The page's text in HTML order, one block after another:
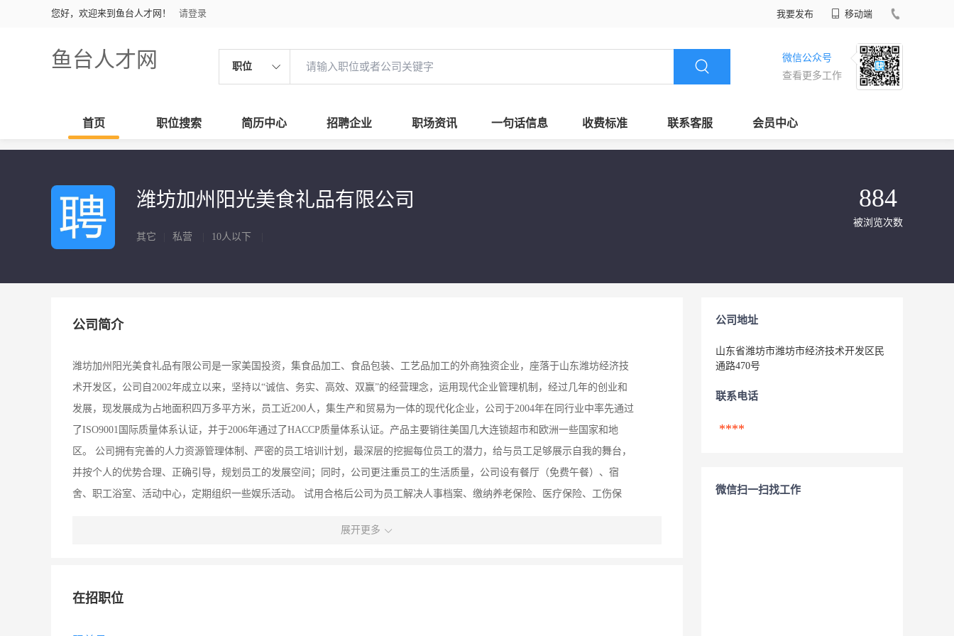
您好，欢迎来到鱼台人才网！ 请登录 我要发布 移动端
鱼台人才网 职位
微信公众号
查看更多工作
首页 职位搜索 简历中心 招聘企业 职场资讯 一句话信息 收费标准 联系客服 会员中心
潍坊加州阳光美食礼品有限公司
其它 私营 10人以下
884
被浏览次数
公司简介
潍坊加州阳光美食礼品有限公司是一家美国投资，集食品加工、食品包装、工艺品加工的外商独资企业，座落于山东潍坊经济技
术开发区，公司自2002年成立以来，坚持以“诚信、务实、高效、双赢”的经营理念，运用现代企业管理机制，经过几年的创业和
发展，现发展成为占地面积四万多平方米，员工近200人，集生产和贸易为一体的现代化企业，公司于2004年在同行业中率先通过
了ISO9001国际质量体系认证，并于2006年通过了HACCP质量体系认证。产品主要销往美国几大连锁超市和欧洲一些国家和地
区。 公司拥有完善的人力资源管理体制、严密的员工培训计划，最深层的挖掘每位员工的潜力，给与员工足够展示自我的舞台，
并按个人的优势合理、正确引导，规划员工的发展空间；同时，公司更注重员工的生活质量，公司设有餐厅（免费午餐）、宿
舍、职工浴室、活动中心，定期组织一些娱乐活动。 试用合格后公司为员工解决人事档案、缴纳养老保险、医疗保险、工伤保
展开更多
在招职位
公司地址
山东省潍坊市潍坊市经济技术开发区民
通路470号
联系电话
****
微信扫一扫找工作